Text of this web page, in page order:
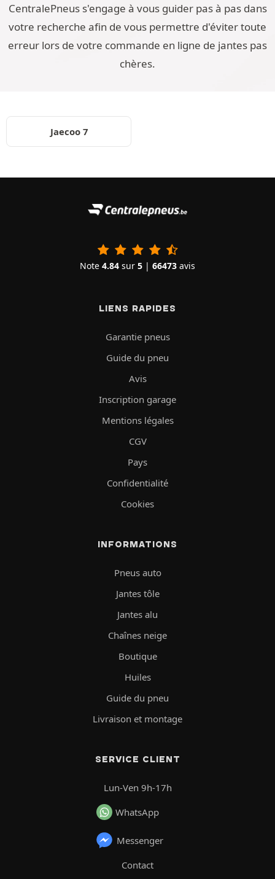
CentralePneus s'engage à vous guider pas à pas dans
votre recherche afin de vous permettre d'éviter toute
erreur lors de votre commande en ligne de jantes pas
chères.
Jaecoo 7
Note 4.84 sur 5 | 66473 avis
LIENS RAPIDES
Garantie pneus
Guide du pneu
Avis
Inscription garage
Mentions légales
CGV
Pays
Confidentialité
Cookies
INFORMATIONS
Pneus auto
Jantes tôle
Jantes alu
Chaînes neige
Boutique
Huiles
Guide du pneu
Livraison et montage
SERVICE CLIENT
Lun-Ven 9h-17h
WhatsApp
Messenger
Contact